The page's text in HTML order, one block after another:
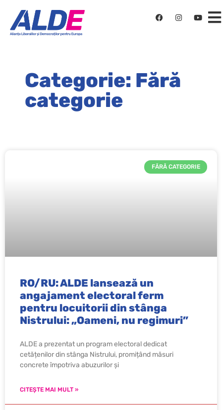
Categorie: Fără
categorie
FĂRĂ CATEGORIE
RO/RU: ALDE lansează un
angajament electoral ferm
pentru locuitorii din stânga
Nistrului: „Oameni, nu regimuri”
ALDE a prezentat un program electoral dedicat
cetățenilor din stânga Nistrului, promițând măsuri
concrete împotriva abuzurilor și
CITEȘTE MAI MULT »